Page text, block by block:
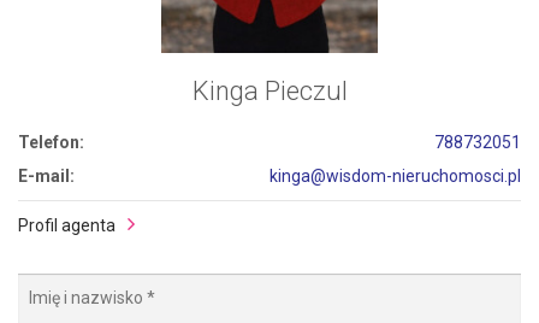
Kinga Pieczul
Telefon:
788732051
E-mail:
kinga@wisdom-nieruchomosci.pl
Profil agenta